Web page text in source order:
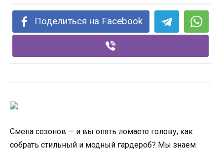
Поделиться на Facebook
Смена сезонов — и вы опять ломаете голову, как
собрать стильный и модный гардероб? Мы знаем